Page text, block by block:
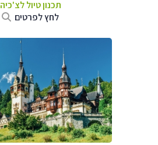
תכנון טיול לצ'כיה
לחץ לפרטים